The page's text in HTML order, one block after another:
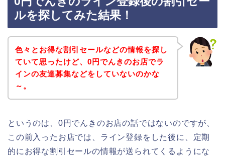
ルを探してみた結果！
色々とお得な割引セールなどの情報を探し
ていて思ったけど、0円でんきのお店でラ
インの友達募集などをしていないのかな
～。
というのは、0円でんきのお店の話ではないのですが、
この前入ったお店では、ライン登録をした後に、定期
的にお得な割引セールの情報が送られてくるようにな